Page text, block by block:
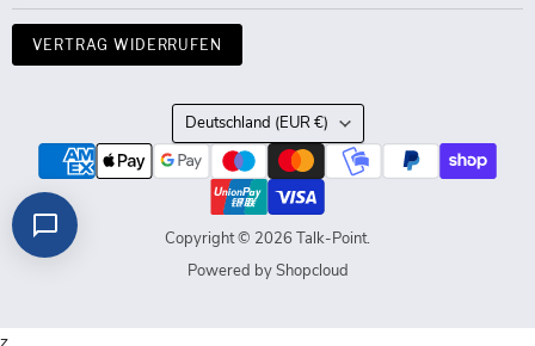
VERTRAG WIDERRUFEN
Land
Deutschland (EUR €)
Copyright © 2026 Talk-Point.
Powered by Shopcloud